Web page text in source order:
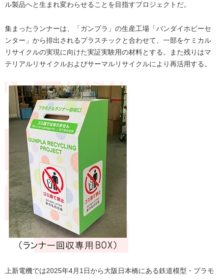
ル製品へと生まれ変わらせることを目指すプロジェクトだ。
集まったランナーは、「ガンプラ」の生産工場「バンダイホビーセ
ンター」から排出されるプラスチックと合わせて、一部をケミカル
リサイクルの実現に向けた実証実験用の材料とする。また残りはマ
テリアルリサイクルおよびサーマルリサイクルにより再活用する。
上新電機では2025年4月1日から大阪日本橋にある鉄道模型・プラモ